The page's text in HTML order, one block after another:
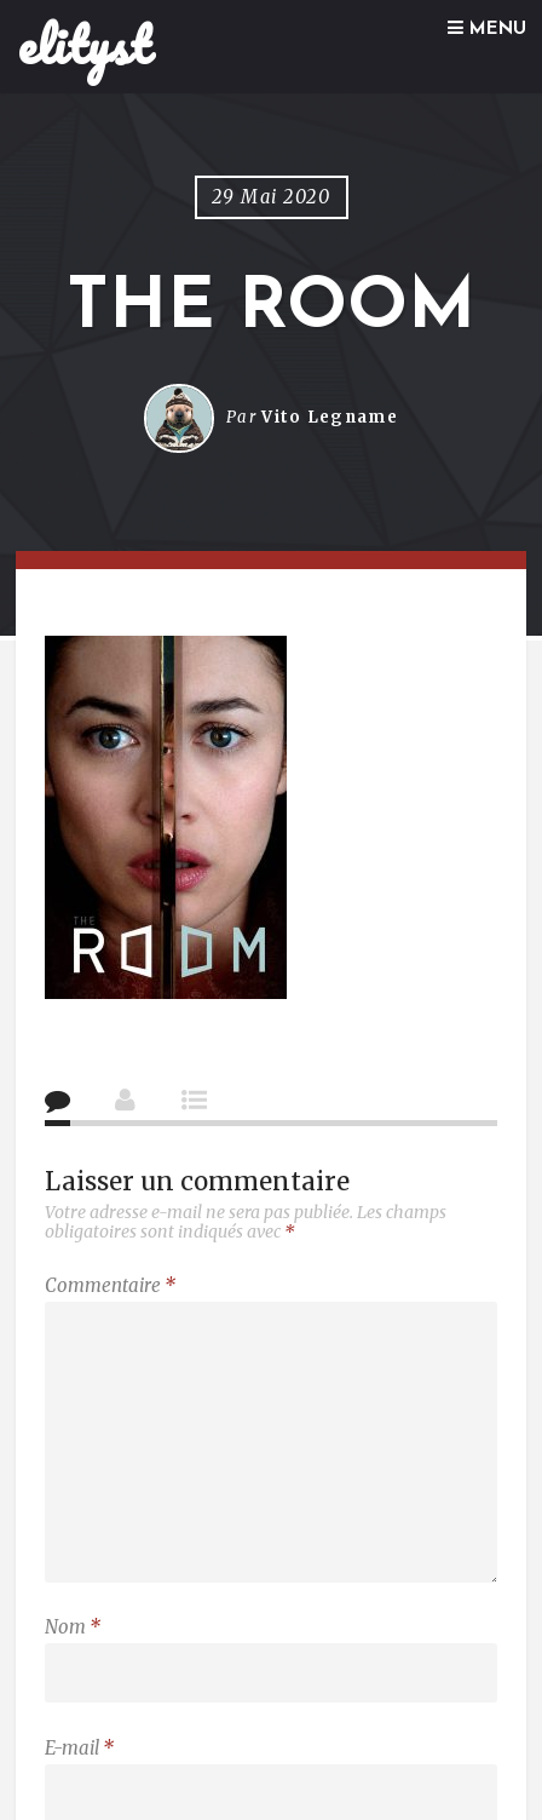
elityst MENU
Skip to content
29 Mai 2020
THE ROOM
ParVito Legname
Laisser un commentaire
Votre adresse e-mail ne sera pas publiée. Les champs
obligatoires sont indiqués avec *
Commentaire *
Nom *
E-mail *